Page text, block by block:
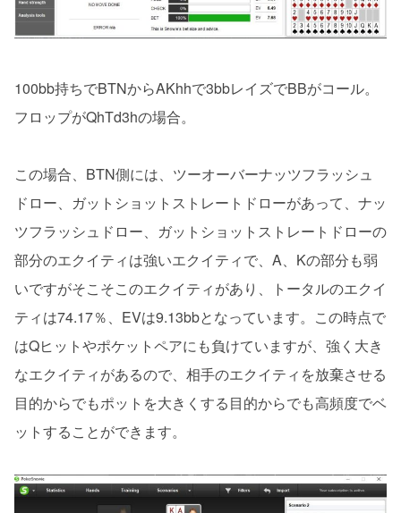
100bb持ちでBTNからAKhhで3bbレイズでBBがコール。
フロップがQhTd3hの場合。
この場合、BTN側には、ツーオーバーナッツフラッシュ
ドロー、ガットショットストレートドローがあって、ナッ
ツフラッシュドロー、ガットショットストレートドローの
部分のエクイティは強いエクイティで、A、Kの部分も弱
いですがそこそこのエクイティがあり、トータルのエクイ
ティは74.17％、EVは9.13bbとなっています。この時点で
はQヒットやポケットペアにも負けていますが、強く大き
なエクイティがあるので、相手のエクイティを放棄させる
目的からでもポットを大きくする目的からでも高頻度でベ
ットすることができます。